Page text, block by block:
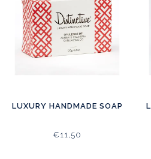
LUXURY HANDMADE SOAP
€11,50